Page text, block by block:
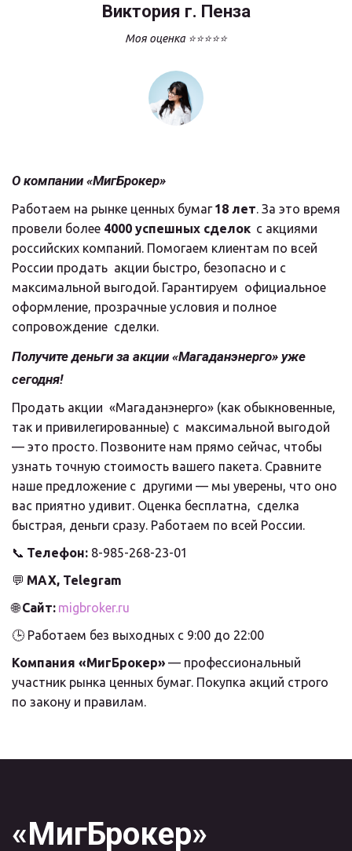
Виктория г. Пенза
Моя оценка ⭐⭐⭐⭐⭐
О компании «МигБрокер»
Работаем на рынке ценных бумаг 18 лет. За это время
провели более 4000 успешных сделок
  с акциями
российских компаний. Помогаем клиентам по всей
России продать  акции быстро, безопасно и с
максимальной выгодой. Гарантируем  официальное
оформление, прозрачные условия и полное
сопровождение  сделки.
Получите деньги за акции «Магаданэнерго» уже
сегодня!
Продать акции  «Магаданэнерго» (как обыкновенные,
так и привилегированные) с  максимальной выгодой
— это просто. Позвоните нам прямо сейчас, чтобы
узнать точную стоимость вашего пакета. Сравните
наше предложение с  другими — мы уверены, что оно
вас приятно удивит. Оценка бесплатна,  сделка
быстрая, деньги сразу. Работаем по всей России.
📞 Телефон: 8-985-268-23-01
💬 MAX, Telegram
🌐 Сайт: migbroker.ru
🕒 Работаем без выходных с 9:00 до 22:00
Компания «МигБрокер» — профессиональный
участник рынка ценных бумаг. Покупка акций строго
по закону и правилам.
«МигБрокер»